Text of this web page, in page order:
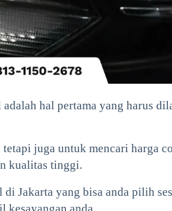
hal pertama yang harus
juga untuk mencari harga
kualitas tinggi.
Jakarta yang bisa anda pilih
kesayangan anda.